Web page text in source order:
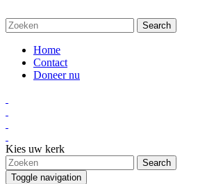
Home
Contact
Doneer nu
Kies uw kerk
Toggle navigation